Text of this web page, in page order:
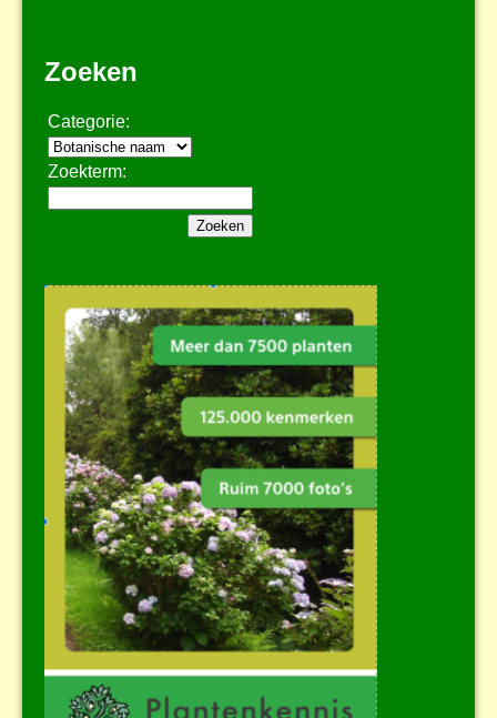
Zoeken
Categorie:
Zoekterm: